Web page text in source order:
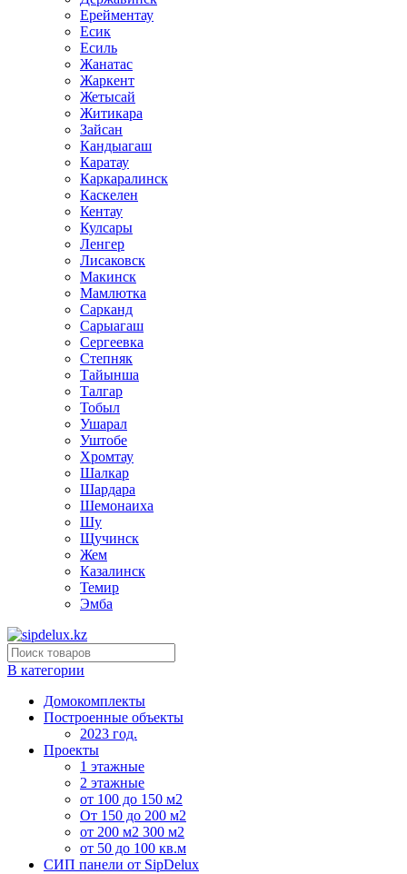
Ерейментау
Есик
Есиль
Жанатас
Жаркент
Жетысай
Житикара
Зайсан
Кандыагаш
Каратау
Каркаралинск
Каскелен
Кентау
Кулсары
Ленгер
Лисаковск
Макинск
Мамлютка
Сарканд
Сарыагаш
Сергеевка
Степняк
Тайынша
Талгар
Тобыл
Ушарал
Уштобе
Хромтау
Шалкар
Шардара
Шемонаиха
Шу
Щучинск
Жем
Казалинск
Темир
Эмба
В категории
Домокомплекты
Построенные объекты
2023 год.
Проекты
1 этажные
2 этажные
от 100 до 150 м2
От 150 до 200 м2
от 200 м2 300 м2
от 50 до 100 кв.м
СИП панели от SipDelux